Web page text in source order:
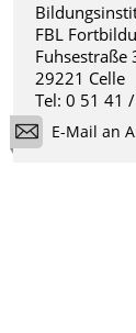
FBL
Fuhsestraße
29221 Celle
Tel: 0 51 41
E-Mail an